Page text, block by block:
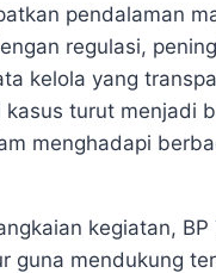
pendalaman
regulasi,
kelola yang
turut menjadi
menghadapi
kegiatan,
guna mendukung